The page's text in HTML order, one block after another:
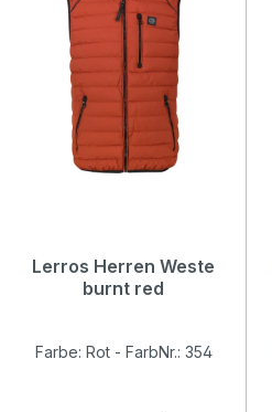
Lerros Herren Weste
burnt red
Farbe: Rot - FarbNr.: 354